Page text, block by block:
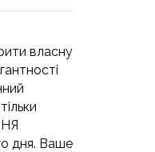
власну
дня. Ваше